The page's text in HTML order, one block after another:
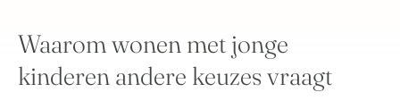
Waarom wonen met jonge
kinderen andere keuzes vraagt